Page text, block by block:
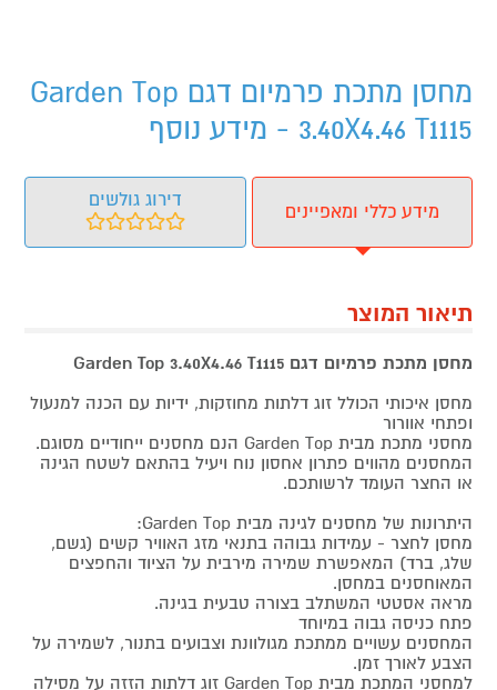
מחסן מתכת פרמיום דגם Garden Top
3.40X4.46 T1115 - מידע נוסף
מידע כללי ומאפיינים
דירוג גולשים
תיאור המוצר
מחסן מתכת פרמיום דגם Garden Top 3.40X4.46 T1115
מחסן איכותי הכולל זוג דלתות מחוזקות, ידיות עם הכנה למנעול
ופתחי אוורור
מחסני מתכת מבית Garden Top הנם מחסנים ייחודיים מסוגם.
המחסנים מהווים פתרון אחסון נוח ויעיל בהתאם לשטח הגינה
או החצר העומד לרשותכם.
היתרונות של מחסנים לגינה מבית Garden Top:
מחסן לחצר - עמידות גבוהה בתנאי מזג האוויר קשים (גשם,
שלג, ברד) המאפשרת שמירה מירבית על הציוד והחפצים
המאוחסנים במחסן.
מראה אסטטי המשתלב בצורה טבעית בגינה.
פתח כניסה גבוה במיוחד
המחסנים עשויים ממתכת מגולוונת וצבועים בתנור, לשמירה על
הצבע לאורך זמן.
למחסני המתכת מבית Garden Top זוג דלתות הזזה על מסילה